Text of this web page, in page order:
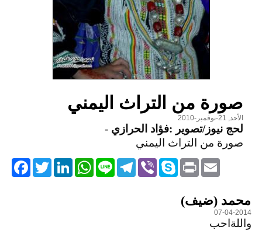
صورة من التراث اليمني
الأحد, 21-نوفمبر-2010
لحج نيوز/تصوير :فؤاد الحرازي -
صورة من التراث اليمني
TwitterLinkedIn
WhatsApp Line
Telegram ViberSkype PrintEmail
محمد (ضيف)
07-04-2014
واللةاحب